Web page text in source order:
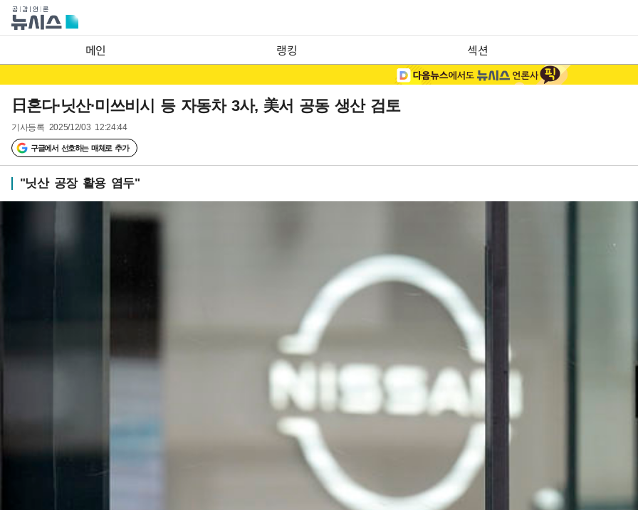
메인 랭킹 섹션
日혼다·닛산·미쓰비시 등 자동차 3사, 美서 공동 생산 검토
기사등록 2025/12/03 12:24:44
구글에서 선호하는 매체로 추가
"닛산 공장 활용 염두"